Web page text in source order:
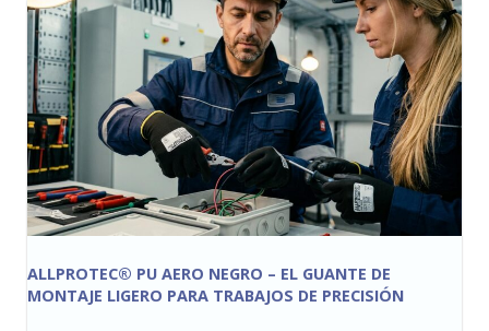
ALLPROTEC® PU AERO NEGRO – EL GUANTE DE
MONTAJE LIGERO PARA TRABAJOS DE PRECISIÓN